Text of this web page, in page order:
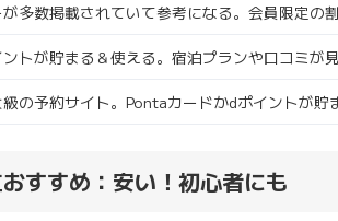
多数掲載されていて参考になる。会員限定の割
トが貯まる＆使える。宿泊プランや口コミが見
の予約サイト。Pontaカードかdポイントが貯
すすめ：安い！初心者にも